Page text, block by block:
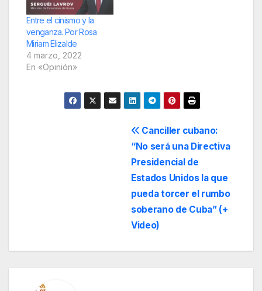
Entre el cinismo y la
venganza. Por Rosa
Miriam Elizalde
4 marzo, 2022
En «Opinión»
Canciller cubano:
“No será una Directiva
Presidencial de
Estados Unidos la que
pueda torcer el rumbo
soberano de Cuba” (+
Video)